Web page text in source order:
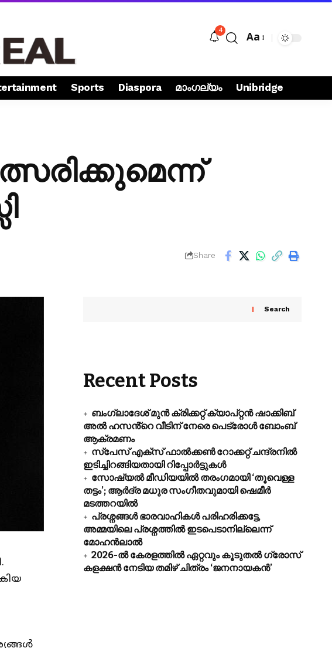
4
Aa
Sports Diaspora മാംഗല്യം Unibridge
Share
Search
Recent Posts
ബംഗ്ലാദേശ് മുൻ ക്രിക്കറ്റ് ക്യാപ്റ്റൻ ഷാക്കിബ്
അൽ ഹസൻ്റെ വീടിന് നേരെ പെട്രോൾ ബോംബ്
ആക്രമണം
സ്പേസ് എക്സ് ഫാൽക്കൺ റോക്കറ്റ് ചന്ദ്രനിൽ
ഇടിച്ചിറങ്ങിയതായി റിപ്പോർട്ടുകൾ
സോഷ്യൽ മീഡിയയിൽ തരംഗമായി ‘തൂവെള്ള
തട്ടം’; ആർദ്ര മധുര സംഗീതവുമായി ഷെമീർ
മടത്തറയിൽ
പ്രശ്നങ്ങൾ ഭാരവാഹികൾ പരിഹരിക്കട്ടേ,
അമ്മയിലെ പ്രശ്നത്തിൽ ഇടപെടാനില്ലെന്ന്
മോഹൻലാൽ
2026-ൽ കേരളത്തിൽ ഏറ്റവും കൂടുതൽ ഗ്രോസ്
കളക്ഷൻ നേടിയ തമിഴ് ചിത്രം ‘ജനനായകൻ’